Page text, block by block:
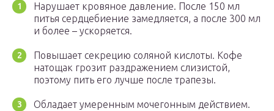
Нарушает кровяное давление. После 150 мл
питья сердцебиение замедляется, а после 300 мл
и более – ускоряется.
Повышает секрецию соляной кислоты. Кофе
натощак грозит раздражением слизистой,
поэтому пить его лучше после трапезы.
Обладает умеренным мочегонным действием.